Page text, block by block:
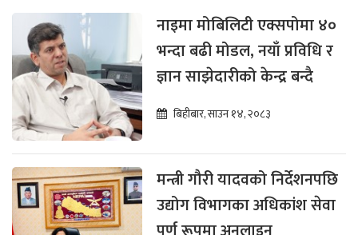
नाइमा मोबिलिटी एक्सपोमा ४०
भन्दा बढी मोडल, नयाँ प्रविधि र
ज्ञान साझेदारीको केन्द्र बन्दै
बिहीबार, साउन १४, २०८३
मन्त्री गौरी यादवको निर्देशनपछि
उद्योग विभागका अधिकांश सेवा